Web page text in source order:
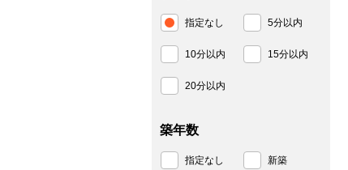
指定なし 5分以内
10分以内 15分以内
20分以内
築年数
指定なし 新築